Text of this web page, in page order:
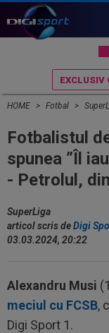
EXCLUSIV
HOME Fotbal
Fotbalistul
spunea ”Îl
- Petrolul,
SuperLiga
articol scris deDigi
03.03.2024, 20:22
Alexandru Musi
meciul cu FCSB,
Digi Sport 1.